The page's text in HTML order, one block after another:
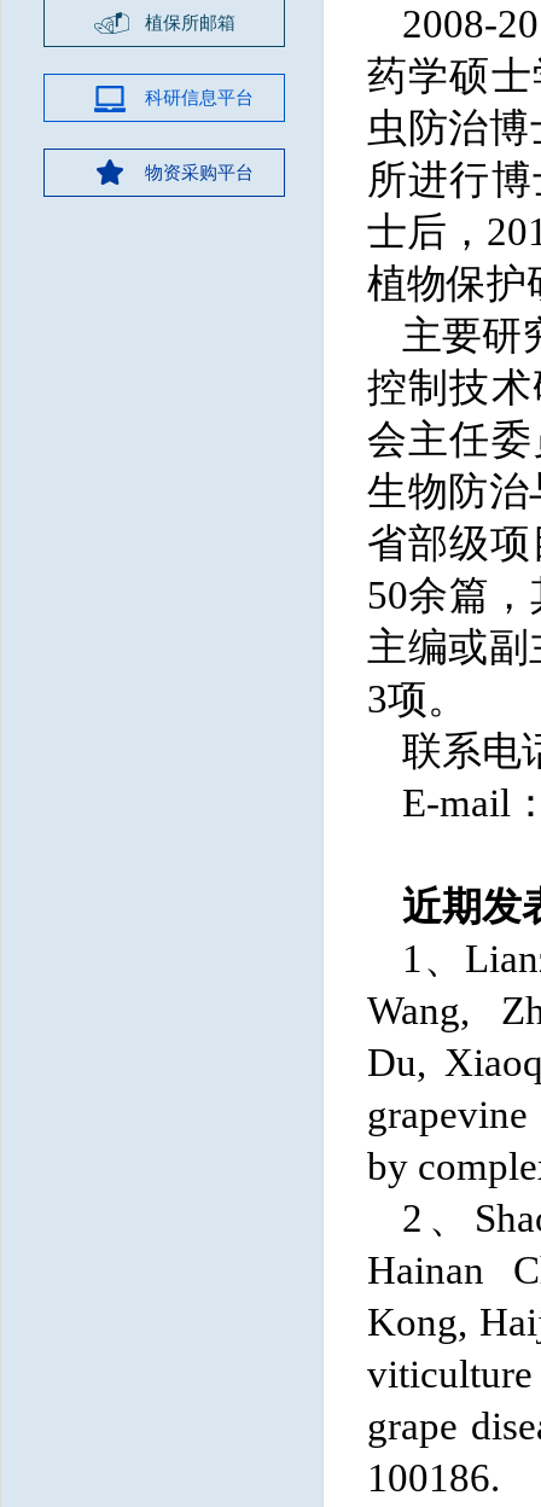
植保所邮箱
科研信息平台
物资采购平台
2008-
药学硕
虫防治
所进行
士后，
植物保护
主要研
控制技
会主任
生物防治
省部级项
50余篇，
主编或
3项。
联系电
E-mail
近期发
1、
Wang,
Du,
by
2、
Hainan
Kong,
grape
100186.